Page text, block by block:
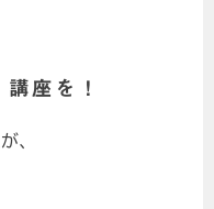
座を！
、